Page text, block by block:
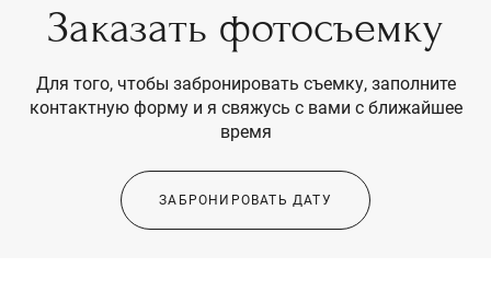
Заказать фотосъемку
Для того, чтобы забронировать съемку, заполните
контактную форму и я свяжусь с вами с ближайшее
время
ЗАБРОНИРОВАТЬ ДАТУ